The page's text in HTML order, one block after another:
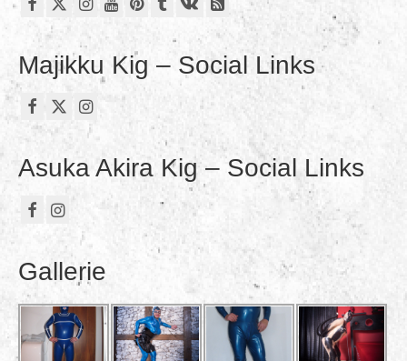
Majikku Kig – Social Links
Asuka Akira Kig – Social Links
Gallerie